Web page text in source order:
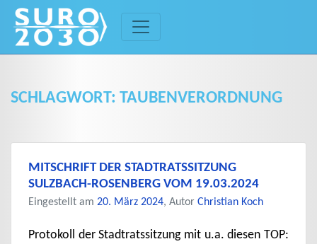
content
SCHLAGWORT: TAUBENVERORDNUNG
MITSCHRIFT DER STADTRATSSITZUNG
SULZBACH-ROSENBERG VOM 19.03.2024
Eingestellt am 20. März 2024, Autor Christian Koch
Protokoll der Stadtratssitzung mit u.a. diesen TOP: